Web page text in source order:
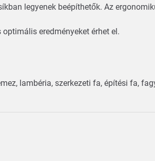
legyenek beépíthetők. Az
eredményeket érhet el.
lambéria, szerkezeti fa, építési fa,